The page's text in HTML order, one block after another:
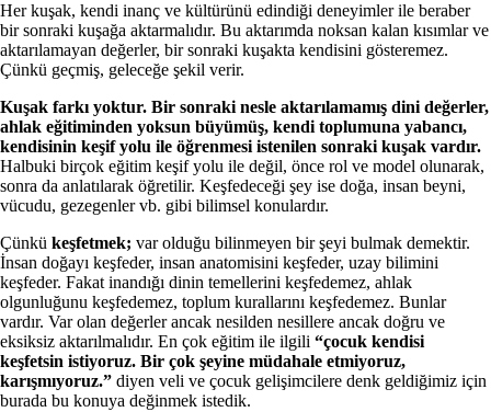
Her kuşak, kendi inanç ve kültürünü edindiği deneyimler ile beraber
bir sonraki kuşağa aktarmalıdır. Bu aktarımda noksan kalan kısımlar ve
aktarılamayan değerler, bir sonraki kuşakta kendisini gösteremez.
Çünkü geçmiş, geleceğe şekil verir.
Kuşak farkı yoktur. Bir sonraki nesle aktarılamamış dini değerler,
ahlak eğitiminden yoksun büyümüş, kendi toplumuna yabancı,
kendisinin keşif yolu ile öğrenmesi istenilen sonraki kuşak vardır.
Halbuki birçok eğitim keşif yolu ile değil, önce rol ve model olunarak,
sonra da anlatılarak öğretilir. Keşfedeceği şey ise doğa, insan beyni,
vücudu, gezegenler vb. gibi bilimsel konulardır.
Çünkü keşfetmek; var olduğu bilinmeyen bir şeyi bulmak demektir.
İnsan doğayı keşfeder, insan anatomisini keşfeder, uzay bilimini
keşfeder. Fakat inandığı dinin temellerini keşfedemez, ahlak
olgunluğunu keşfedemez, toplum kurallarını keşfedemez. Bunlar
vardır. Var olan değerler ancak nesilden nesillere ancak doğru ve
eksiksiz aktarılmalıdır. En çok eğitim ile ilgili “çocuk kendisi
keşfetsin istiyoruz. Bir çok şeyine müdahale etmiyoruz,
karışmıyoruz.” diyen veli ve çocuk gelişimcilere denk geldiğimiz için
burada bu konuya değinmek istedik.